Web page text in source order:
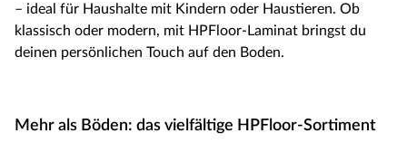
– ideal für Haushalte mit Kindern oder Haustieren. Ob
klassisch oder modern, mit HPFloor-Laminat bringst du
deinen persönlichen Touch auf den Boden.
Mehr als Böden: das vielfältige HPFloor-Sortiment